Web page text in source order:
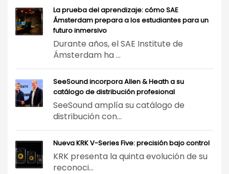
La prueba del aprendizaje: cómo SAE
Ámsterdam prepara a los estudiantes para un
futuro inmersivo
Durante años, el SAE Institute de
Ámsterdam ha ...
SeeSound incorpora Allen & Heath a su
catálogo de distribución profesional
SeeSound amplía su catálogo de
distribución con...
Nueva KRK V-Series Five: precisión bajo control
KRK presenta la quinta evolución de su
reconoci...